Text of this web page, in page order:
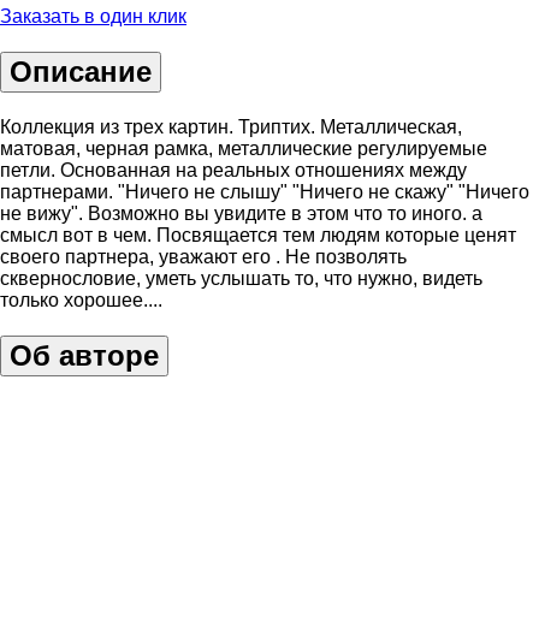
Заказать в один клик
Описание
Коллекция из трех картин. Триптих. Металлическая,
матовая, черная рамка, металлические регулируемые
петли. Основанная на реальных отношениях между
партнерами. "Ничего не слышу" "Ничего не скажу" "Ничего
не вижу". Возможно вы увидите в этом что то иного. а
смысл вот в чем. Посвящается тем людям которые ценят
своего партнера, уважают его . Не позволять
сквернословие, уметь услышать то, что нужно, видеть
только хорошее....
Об авторе